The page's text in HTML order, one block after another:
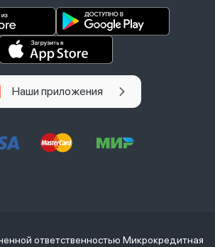
Наши приложения
ответственностью Микрокредитная